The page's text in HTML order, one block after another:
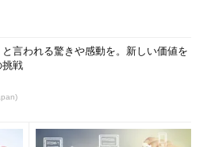
なの？
Security Essentials」と「Edge」
在理由
警告」「消せない警告」「消さない
？ まことしやかに語られる
「NET1.EXE」が存在する理由
と言われる驚きや感動を。新しい価値を
挑戦